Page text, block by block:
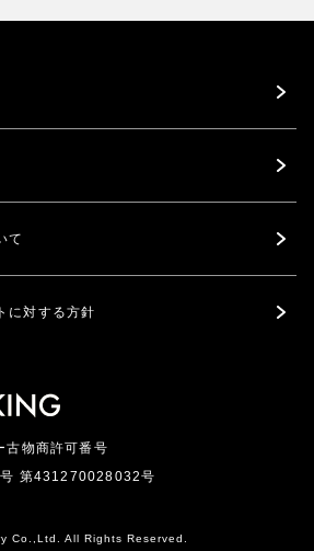
て
に対する方針
古物商許可番号
第431270028032号
Co.,Ltd. All Rights Reserved.